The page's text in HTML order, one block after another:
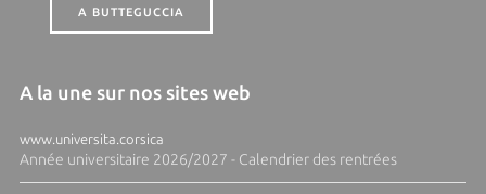
A BUTTEGUCCIA
A la une sur nos sites web
www.universita.corsica
Année universitaire 2026/2027 - Calendrier des rentrées